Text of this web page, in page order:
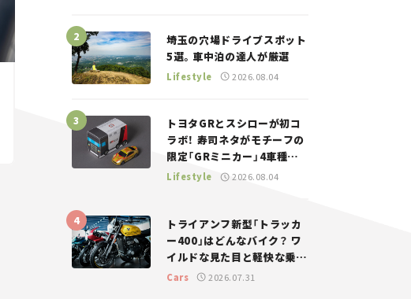
埼玉の穴場ドライブスポット
5選。車中泊の達人が厳選
Lifestyle 2026.08.04
トヨタGRとスシローが初コ
ラボ！ 寿司ネタがモチーフの
限定「GRミニカー」4車種が
登場。入手方法は？【クルマ
Lifestyle 2026.08.04
トライアンフ新型「トラッカ
ー400」はどんなバイク？ ワ
イルドな見た目と軽快な乗り
味を両立した400ccフラット
Cars 2026.07.31